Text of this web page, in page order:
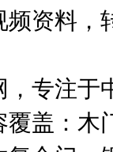
频资料，
，专注于
覆盖：木